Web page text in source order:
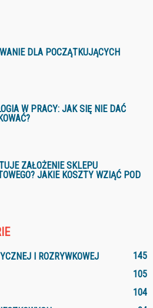
DLA POCZĄTKUJĄCYCH
W PRACY: JAK SIĘ NIE DAĆ
ZAŁOŻENIE SKLEPU
JAKIE KOSZTY WZIĄĆ POD
I ROZRYWKOWEJ
145
105
104